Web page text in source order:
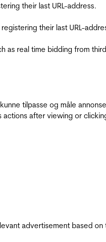
their last URL-address.
their last URL-
as real time bidding from
tilpasse og måle
after viewing or
advertisement based